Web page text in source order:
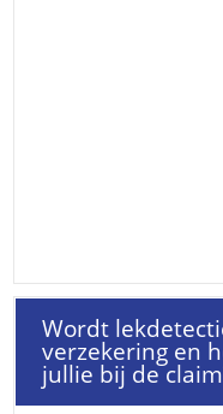
Wordt
verzekering en
jullie bij de